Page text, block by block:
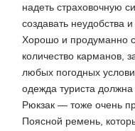
надеть страховочную
создавать неудобства
Хорошо и продуманно
количество карманов,
любых погодных
одежда туриста
Рюкзак — тоже очень
Поясной ремень,